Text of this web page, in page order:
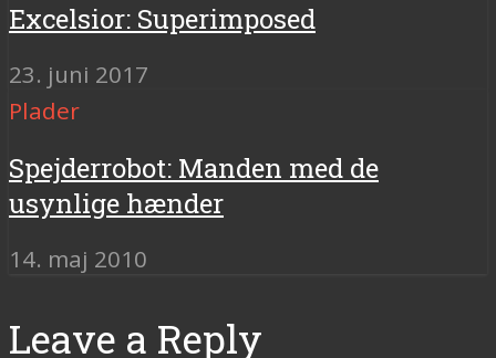
Excelsior: Superimposed
23. juni 2017
Plader
Spejderrobot: Manden med de
usynlige hænder
14. maj 2010
Leave a Reply